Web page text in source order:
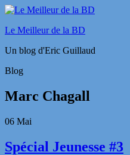
Le Meilleur de la BD
Un blog d'Eric Guillaud
Blog
Marc Chagall
06 Mai
Spécial Jeunesse #3